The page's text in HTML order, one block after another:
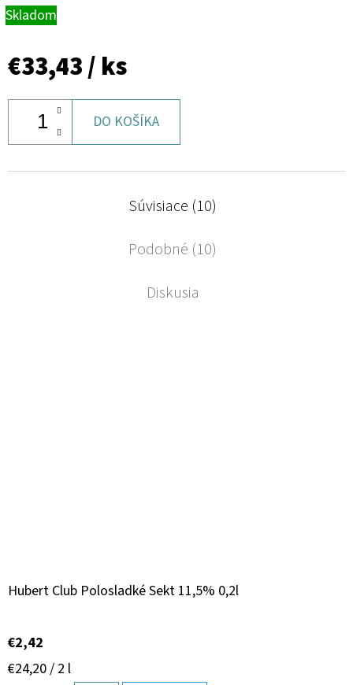
Skladom
€33,43/ ks
DO KOŠÍKA
Súvisiace (10)
Podobné (10)
Diskusia
Hubert Club Polosladké Sekt 11,5% 0,2l
€2,42
Jednotková
€24,20 / 2 l